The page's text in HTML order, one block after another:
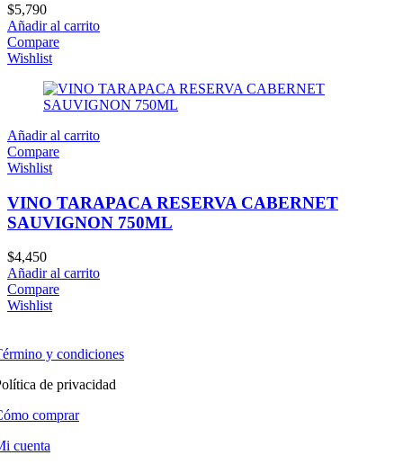
$5,790
Añadir al carrito
Compare
Wishlist
Añadir al carrito
Compare
Wishlist
VINO TARAPACA RESERVA CABERNET
SAUVIGNON 750ML
$4,450
Añadir al carrito
Compare
Wishlist
y condiciones
de privacidad
comprar
cuenta